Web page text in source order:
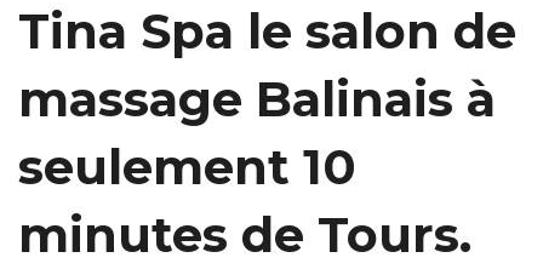
Tina Spa le salon de
massage Balinais à
seulement 10
minutes de Tours.